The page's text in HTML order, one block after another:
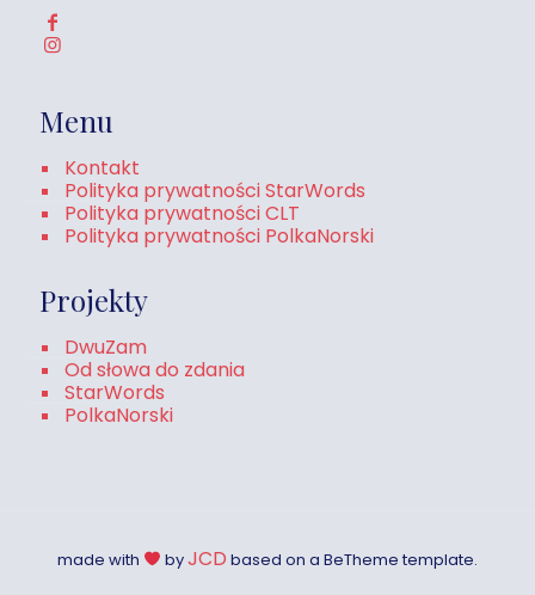
Menu
Kontakt
Polityka prywatności StarWords
Polityka prywatności CLT
Polityka prywatności PolkaNorski
Projekty
DwuZam
Od słowa do zdania
StarWords
PolkaNorski
made with byJCD based on a BeTheme template.